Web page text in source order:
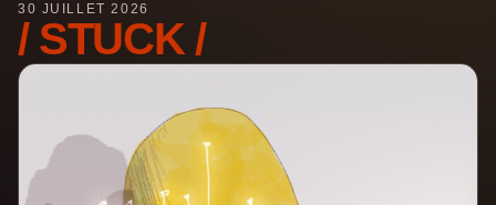
30 JUILLET 2026
/ STUCK /